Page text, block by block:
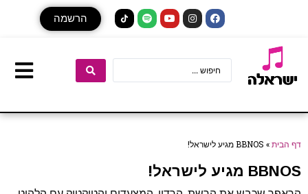
הרשמה
דף הבית» BBNOS מגיע לישראל!
BBNOS מגיע לישראל!